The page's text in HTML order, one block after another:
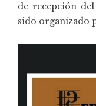
de recepción
sido organizado